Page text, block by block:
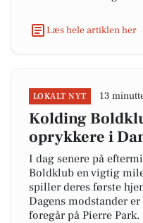
Læs hele artiklen her
LOKALT NYT 13
Kolding
oprykkere i
I dag senere på
Boldklub en vigtig
spiller deres første
Dagens modstander
foregår på Pierre Park.